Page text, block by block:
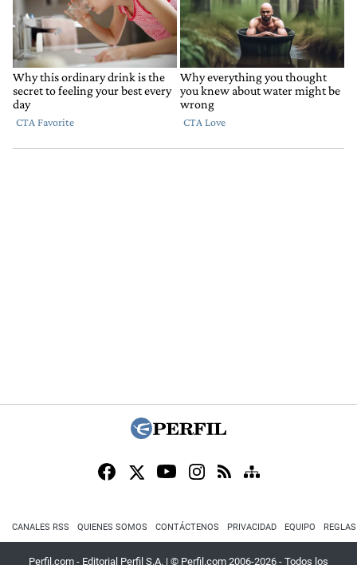
CANALES RSS QUIENES SOMOS CONTÁCTENOS PRIVACIDAD EQUIPO
Perfil.com - Editorial Perfil S.A. | © Perfil.com 2006-2026 - Todos los